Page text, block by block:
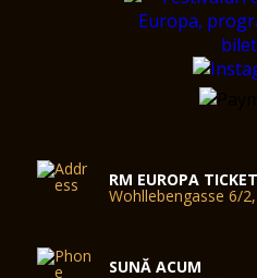
RM EUROPA
Wohllebengasse 6/
SUNĂ ACUM